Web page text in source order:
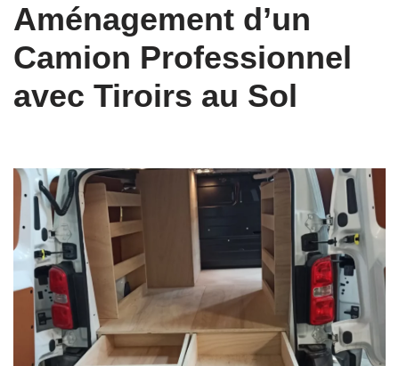
Aménagement d’un
Camion Professionnel
avec Tiroirs au Sol